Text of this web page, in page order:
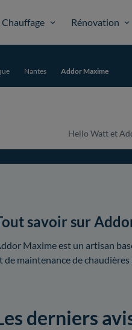
Chauffage Rénovation
Nantes Addor Maxime
Hello Watt et
savoir sur
Maxime est un artisan
de maintenance de chaudières
derniers